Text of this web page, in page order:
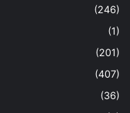
(246)
(1)
(201)
(407)
(36)